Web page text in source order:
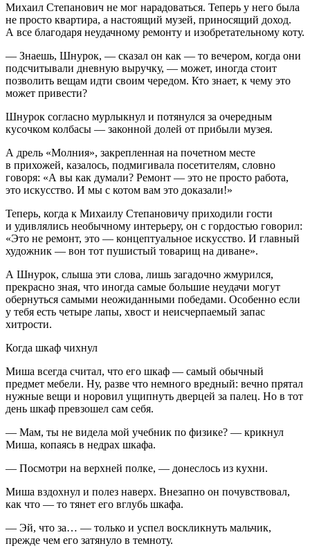
Михаил Степанович не мог нарадоваться. Теперь у него была
не просто квартира, а настоящий музей, приносящий доход.
А все благодаря неудачному ремонту и изобретательному коту.
— Знаешь, Шнурок, — сказал он как — то вечером, когда они
подсчитывали дневную выручку, — может, иногда стоит
позволить вещам идти своим чередом. Кто знает, к чему это
может привести?
Шнурок согласно мурлыкнул и потянулся за очередным
кусочком колбасы — законной долей от прибыли музея.
А дрель «Молния», закрепленная на почетном месте
в прихожей, казалось, подмигивала посетителям, словно
говоря: «А вы как думали? Ремонт — это не просто работа,
это искусство. И мы с котом вам это доказали!»
Теперь, когда к Михаилу Степановичу приходили гости
и удивлялись необычному интерьеру, он с гордостью говорил:
«Это не ремонт, это — концептуальное искусство. И главный
художник — вон тот пушистый товарищ на диване».
А Шнурок, слыша эти слова, лишь загадочно жмурился,
прекрасно зная, что иногда самые большие неудачи могут
обернуться самыми неожиданными победами. Особенно если
у тебя есть четыре лапы, хвост и неисчерпаемый запас
хитрости.
Когда шкаф чихнул
Миша всегда считал, что его шкаф — самый обычный
предмет мебели. Ну, разве что немного вредный: вечно прятал
нужные вещи и норовил ущипнуть дверцей за палец. Но в тот
день шкаф превзошел сам себя.
— Мам, ты не видела мой учебник по физике? — крикнул
Миша, копаясь в недрах шкафа.
— Посмотри на верхней полке, — донеслось из кухни.
Миша вздохнул и полез наверх. Внезапно он почувствовал,
как что — то тянет его вглубь шкафа.
— Эй, что за… — только и успел воскликнуть мальчик,
прежде чем его затянуло в темноту.